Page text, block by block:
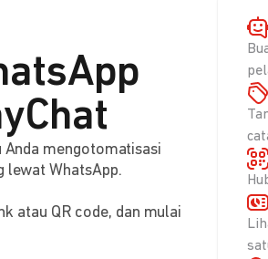
Anda mengotomatisasi
lewat WhatsApp.
atau QR code, dan mulai